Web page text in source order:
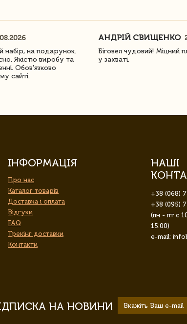
набір, на подарунок.
Якістю виробу та
Обов'язково
сайті.
АНДРІЙ СВИЩЕНКО
Біговел чудовий! Міцний
у захваті.
ІНФОРМАЦІЯ
Про нас
Каталог товарів
Доставка і оплата
Відгуки
FAQ
Трекінг доставки
Контакти
НАШІ
+38 (068)
+38 (095)
(пн - пт с
15:00)
e-mail:
НА НОВИНИ